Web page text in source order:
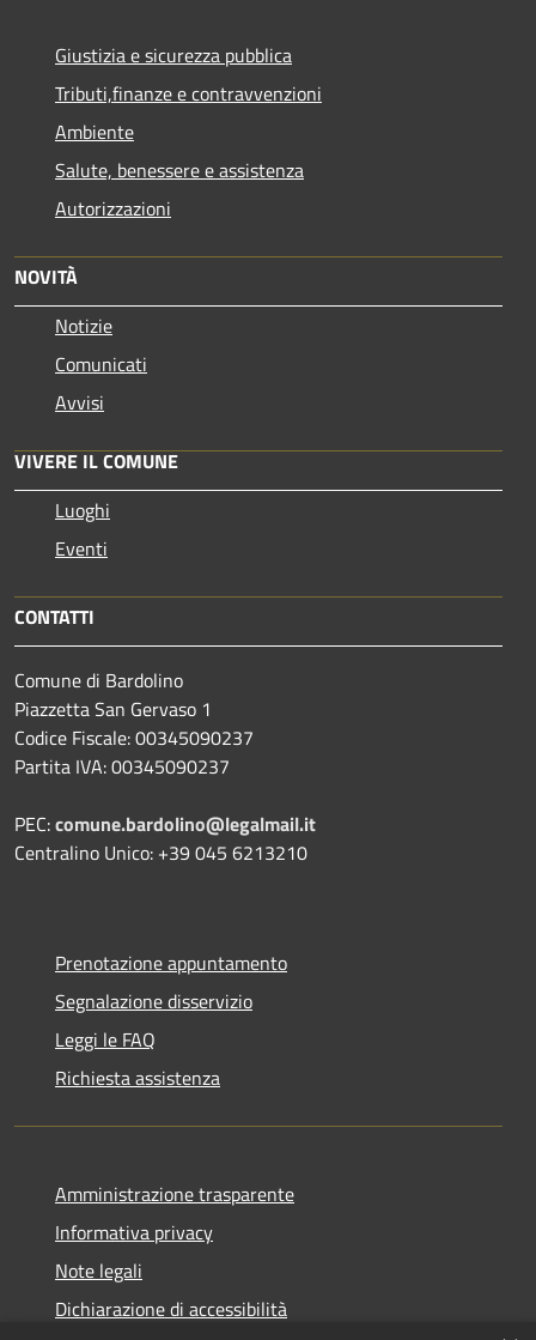
Giustizia e sicurezza pubblica
Tributi,finanze e contravvenzioni
Ambiente
Salute, benessere e assistenza
Autorizzazioni
NOVITÀ
Notizie
Comunicati
Avvisi
VIVERE IL COMUNE
Luoghi
Eventi
CONTATTI
Comune di Bardolino
Piazzetta San Gervaso 1
Codice Fiscale: 00345090237
Partita IVA: 00345090237
PEC:comune.bardolino@legalmail.it
Centralino Unico: +39 045 6213210
Prenotazione appuntamento
Segnalazione disservizio
Leggi le FAQ
Richiesta assistenza
Amministrazione trasparente
Informativa privacy
Note legali
Dichiarazione di accessibilità